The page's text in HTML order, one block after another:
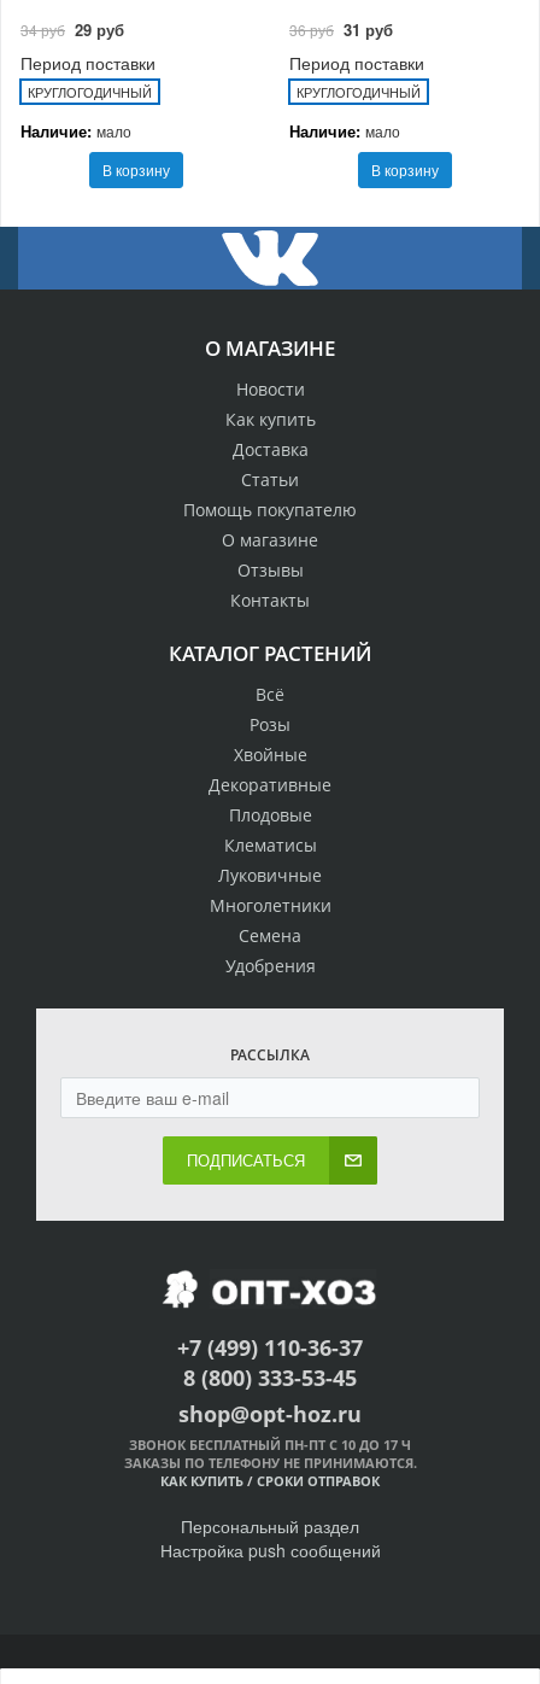
34 руб 29 руб
Период поставки
КРУГЛОГОДИЧНЫЙ
Наличие: мало
В корзину
36 руб 31 руб
Период поставки
КРУГЛОГОДИЧНЫЙ
Наличие: мало
В корзину
О МАГАЗИНЕ
Новости
Как купить
Доставка
Статьи
Помощь покупателю
О магазине
Отзывы
Контакты
КАТАЛОГ РАСТЕНИЙ
Всё
Розы
Хвойные
Декоративные
Плодовые
Клематисы
Луковичные
Многолетники
Семена
Удобрения
РАССЫЛКА
ПОДПИСАТЬСЯ
+7 (499) 110-36-37
8 (800) 333-53-45
shop@opt-hoz.ru
ЗВОНОК БЕСПЛАТНЫЙ ПН-ПТ С 10 ДО 17 Ч
ЗАКАЗЫ ПО ТЕЛЕФОНУ НЕ ПРИНИМАЮТСЯ.
КАК КУПИТЬ / СРОКИ ОТПРАВОК
Персональный раздел
Настройка push сообщений
© Интернет-магазин ОПТ-ХОЗ, 2011-2026